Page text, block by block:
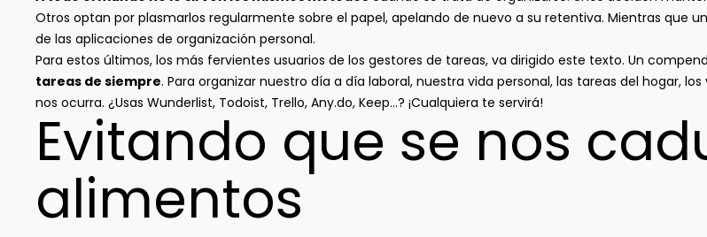
Otros optan por plasmarlos regularmente sobre el papel, apelando de nuevo a su retentiva. Mientras que
de las aplicaciones de organización personal.
Para estos últimos, los más fervientes usuarios de los gestores de tareas, va dirigido este texto. Un
tareas de siempre. Para organizar nuestro día a día laboral, nuestra vida personal, las tareas del hogar,
nos ocurra. ¿Usas Wunderlist, Todoist, Trello, Any.do, Keep…? ¡Cualquiera te servirá!
Evitando que se nos
alimentos